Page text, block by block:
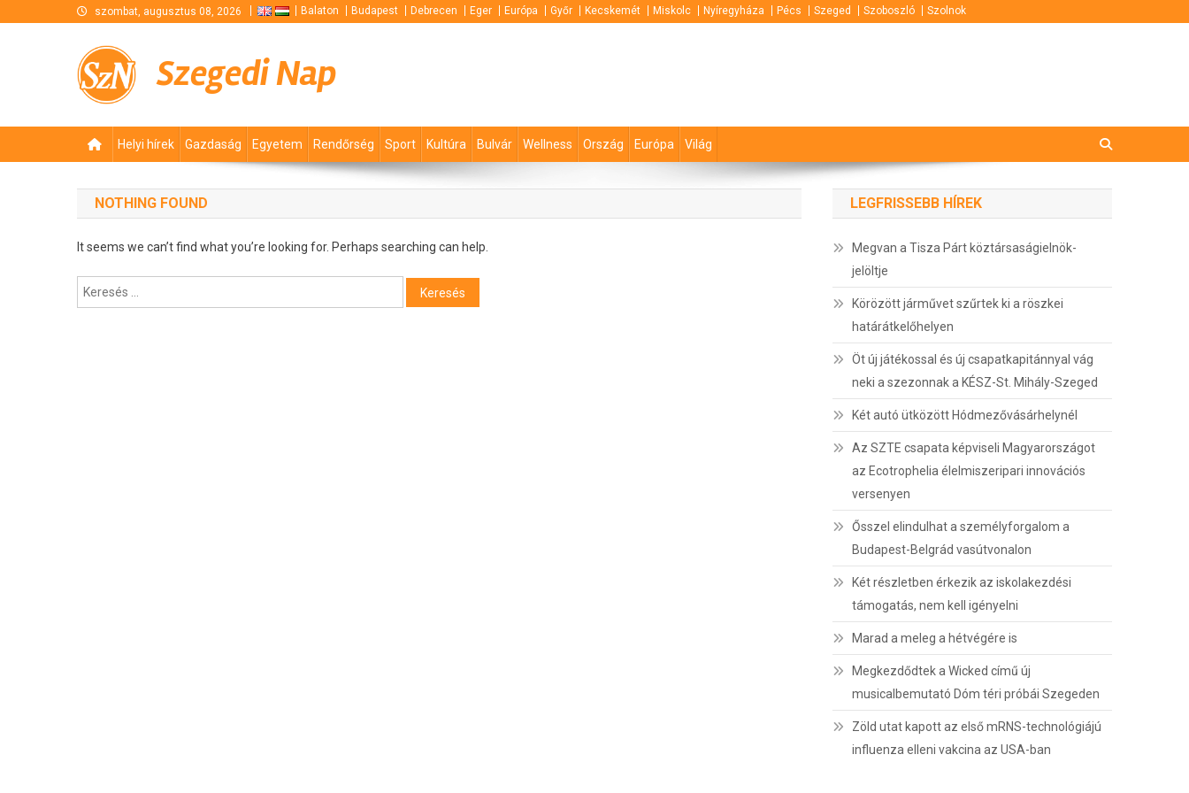
szombat, augusztus 08, 2026 Balaton Budapest Debrecen Eger Európa Győr Kecskemét Miskolc Nyíregyháza Pécs Szeged Szoboszló Szolnok
Szegedi Nap
Helyi hírek Gazdaság Egyetem Rendőrség Sport Kultúra Bulvár Wellness Ország Európa Világ
NOTHING FOUND
It seems we can’t find what you’re looking for. Perhaps searching can help.
Keresés:
LEGFRISSEBB HÍREK
Megvan a Tisza Párt köztársaságielnök-
jelöltje
Körözött járművet szűrtek ki a röszkei
határátkelőhelyen
Öt új játékossal és új csapatkapitánnyal vág
neki a szezonnak a KÉSZ-St. Mihály-Szeged
Két autó ütközött Hódmezővásárhelynél
Az SZTE csapata képviseli Magyarországot
az Ecotrophelia élelmiszeripari innovációs
versenyen
Ősszel elindulhat a személyforgalom a
Budapest-Belgrád vasútvonalon
Két részletben érkezik az iskolakezdési
támogatás, nem kell igényelni
Marad a meleg a hétvégére is
Megkezdődtek a Wicked című új
musicalbemutató Dóm téri próbái Szegeden
Zöld utat kapott az első mRNS-technológiájú
influenza elleni vakcina az USA-ban